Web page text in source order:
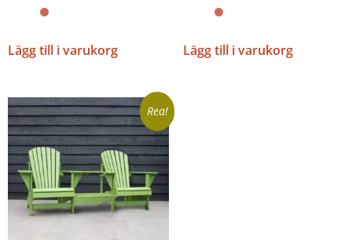
Lägg till i varukorg Lägg till i varukorg
Rea!